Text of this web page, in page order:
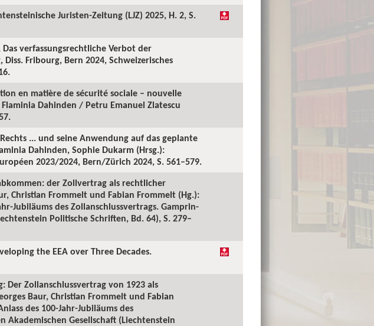
Juristen-Zeitung (LJZ) 2025, H. 2, S.
verfassungsrechtliche Verbot der
Fribourg, Bern 2024, Schweizerisches
en matière de sécurité sociale – nouvelle
Dahinden / Petru Emanuel Zlatescu
... und seine Anwendung auf das geplante
Dahinden, Sophie Dukarm (Hrsg.):
2023/2024, Bern/Zürich 2024, S. 561–579.
der Zollvertrag als rechtlicher
Christian Frommelt und Fabian Frommelt (Hg.):
Jubiläums des Zollanschlussvertrags. Gamprin-
Politische Schriften, Bd. 64), S. 279–
the EEA over Three Decades.
Der Zollanschlussvertrag von 1923 als
Baur, Christian Frommelt und Fabian
des 100-Jahr-Jubiläums des
Akademischen Gesellschaft (Liechtenstein